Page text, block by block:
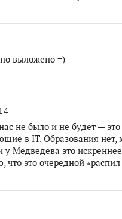
выложено =)
не было и не будет —
в IT. Образования нет,
Медведева это
это очередной